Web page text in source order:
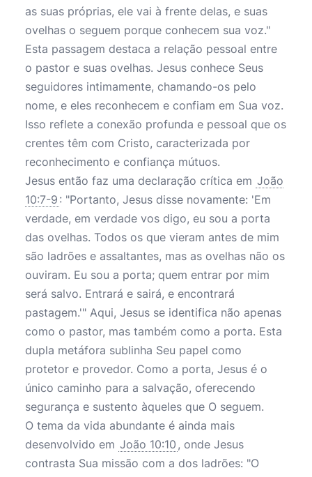
as suas próprias, ele vai à frente delas, e suas
ovelhas o seguem porque conhecem sua voz."
Esta passagem destaca a relação pessoal entre
o pastor e suas ovelhas. Jesus conhece Seus
seguidores intimamente, chamando-os pelo
nome, e eles reconhecem e confiam em Sua voz.
Isso reflete a conexão profunda e pessoal que os
crentes têm com Cristo, caracterizada por
reconhecimento e confiança mútuos.
Jesus então faz uma declaração crítica em João
10:7-9 : "Portanto, Jesus disse novamente: 'Em
verdade, em verdade vos digo, eu sou a porta
das ovelhas. Todos os que vieram antes de mim
são ladrões e assaltantes, mas as ovelhas não os
ouviram. Eu sou a porta; quem entrar por mim
será salvo. Entrará e sairá, e encontrará
pastagem.'" Aqui, Jesus se identifica não apenas
como o pastor, mas também como a porta. Esta
dupla metáfora sublinha Seu papel como
protetor e provedor. Como a porta, Jesus é o
único caminho para a salvação, oferecendo
segurança e sustento àqueles que O seguem.
O tema da vida abundante é ainda mais
desenvolvido em João 10:10 , onde Jesus
contrasta Sua missão com a dos ladrões: "O